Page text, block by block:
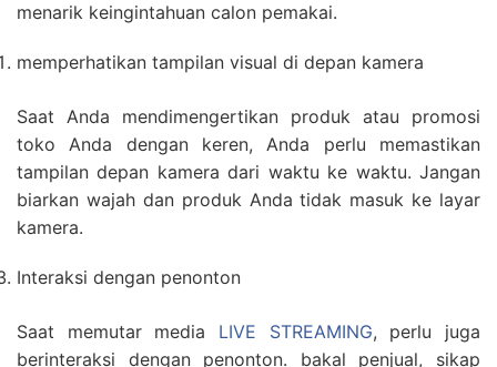
menarik keingintahuan calon pemakai.
memperhatikan tampilan visual di depan kamera
Saat Anda mendimengertikan produk atau promosi
toko Anda dengan keren, Anda perlu memastikan
tampilan depan kamera dari waktu ke waktu. Jangan
biarkan wajah dan produk Anda tidak masuk ke layar
kamera.
Interaksi dengan penonton
Saat memutar media LIVE STREAMING, perlu juga
berinteraksi dengan penonton. bakal penjual, sikap